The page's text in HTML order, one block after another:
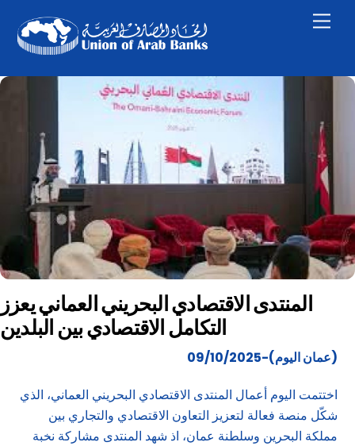
content
المنتدى الاقتصادي البحريني العماني يعزز
التكامل الاقتصادي بين البلدين
(عمان اليوم)-09/10/2025
اختتمت اليوم أعمال المنتدى الاقتصادي البحريني العماني، الذي
شكّل منصة فعالة لتعزيز التعاون الاقتصادي والتجاري بين
مملكة البحرين وسلطنة عمان، اذ شهد المنتدى مشاركة نخبة